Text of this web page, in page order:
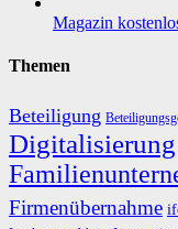
Magazin
Themen
Beteiligung
Digitalisierung
Firmenübernahme